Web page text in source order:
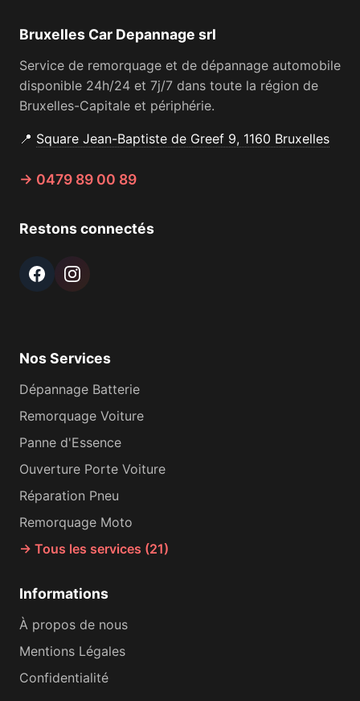
Bruxelles Car Depannage srl
Service de remorquage et de dépannage automobile
disponible 24h/24 et 7j/7 dans toute la région de
Bruxelles-Capitale et périphérie.
📍 Square Jean-Baptiste de Greef 9, 1160 Bruxelles
→ 0479 89 00 89
Restons connectés
Nos Services
Dépannage Batterie
Remorquage Voiture
Panne d'Essence
Ouverture Porte Voiture
Réparation Pneu
Remorquage Moto
→ Tous les services (21)
Informations
À propos de nous
Mentions Légales
Confidentialité